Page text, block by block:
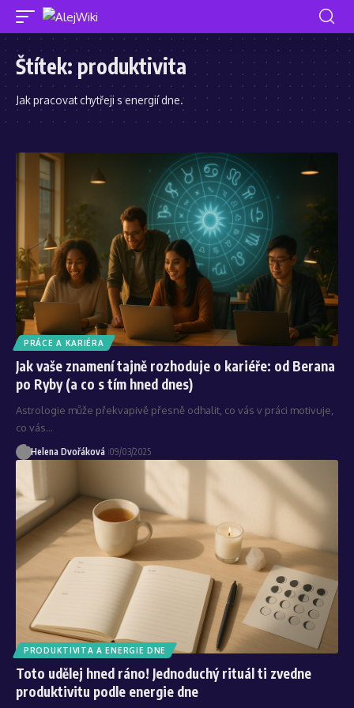
Štítek:produktivita
Jak pracovat chytřeji s energií dne.
PRÁCE A KARIÉRA
Jak vaše znamení tajně rozhoduje o kariéře: od Berana
po Ryby (a co s tím hned dnes)
Astrologie může překvapivě přesně odhalit, co vás v práci motivuje,
co vás…
Helena Dvořáková 09/03/2025
PRODUKTIVITA A ENERGIE DNE
Toto udělej hned ráno! Jednoduchý rituál ti zvedne
produktivitu podle energie dne